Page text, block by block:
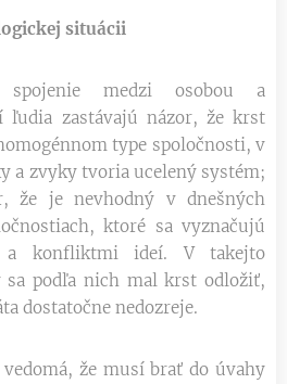
situácii
medzi osobou a
ľudia zastávajú názor, že krst
type spoločnosti, v
a zvyky tvoria ucelený systém;
že je nevhodný v dnešných
ktoré sa vyznačujú
a konfliktmi ideí. V takejto
podľa nich mal krst odložiť,
dostatočne nedozreje.
že musí brať do úvahy